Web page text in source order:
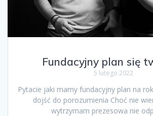
Fundacyjny plan się
5 lutego 2022
Pytacie jaki mamy fundacyjny plan na
dojść do porozumienia Choć nie
wytrzymam prezesowa nie